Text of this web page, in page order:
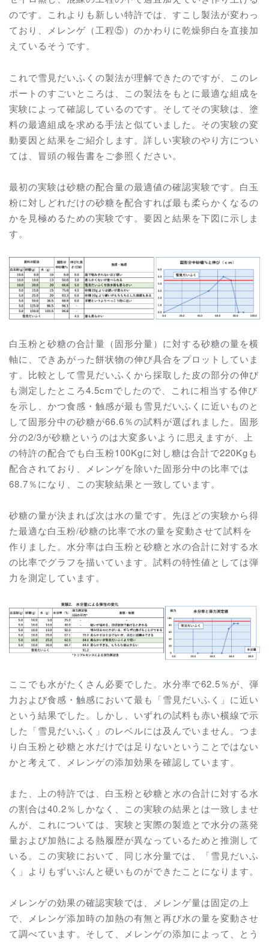
のです。これよりも新しい特許では、すこし製法が変わっ
ており、メレンゲ（工程⑤）のかわりに乾燥卵白を直接加
えているそうです。
これで雪見だいふくの製法が理解できたのですが、このレ
ポートのすごいところは、この製法をもとに最適な組成を
実験によって確認しているのです。そしてその実験は、塗
料の最適組成を求める手法と似ていました。その実験の変
動要因と結果をご紹介します。詳しい実験のやり方につい
ては、冒頭の報告書をご参照ください。
最初の実験は砂糖の配合量の最適値の確認実験です。白玉
粉に対しどれだけの砂糖を配合すれば最も柔らかくなるの
かを見極めるための実験です。要因と結果を下図に示しま
す。
白玉粉と砂糖の合計量（固形分量）に対する砂糖の量を横
軸に、できあがった餅状物の伸び具合をプロットしていま
す。比較として雪見だいふくから採取した皮の部分の伸び
も測定したところ4.5cmでしたので、これに相当する伸び
を示し、かつ食感・触感が最も雪見だいふくに近いものと
して固形分中の砂糖が66.6％の試料が選ばれました。固形
分の2/3が砂糖というのは大変多いように思えますが、上
の特許の配合でも白玉粉100Kgに対し糖は合計で220Kgも
配合されており、メレンゲを除いた固形分中の比率では
68.7％になり、この実験結果と一致しています。
砂糖の量が決まれば次は水の量です。先ほどの実験から得
た最適な白玉粉/砂糖の比率で水の量を変動させて試料を
作りました。水分率は白玉粉と砂糖と水の合計に対する水
の比率でグラフを描いています。試料の特性値としては弾
力を測定しています。
ここでも水がたくさん必要でした。水分率で62.5％が、弾
力および食感・触感において最も「雪見だいふく」に近い
という結果でした。しかし、いずれの試料も赤い横線で示
した「雪見だいふく」のレベルには及んでいません。つま
り白玉粉と砂糖と水だけでは足りないということではない
かと考えて、メレンゲの添加効果を確認しています。
また、上の特許では、白玉粉と砂糖と水の合計に対する水
の割合は40.2％しかなく、この実験の結果とは一致しませ
んが、これについては、実験と実際の製造とで水分の蒸発
量および加熱による熱履歴が異なっているためと推測して
いる。この実験において、同じ水分量では、「雪見だいふ
く」よりもずいぶんと硬いものができたことになります。
メレンゲの効果の確認実験では、メレンゲ量は固定の上
で、メレンゲ添加時の加熱の有無と再び水の量を変動させ
て調べています。そして、メレンゲの添加によって、とう